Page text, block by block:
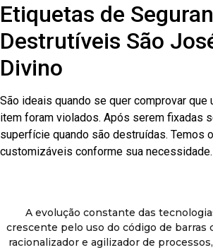
Etiquetas de
Destrutíveis São
Divino
São ideais quando se quer comprovar que
item foram violados. Após serem fixadas
superfície quando são destruídas. Temos
customizáveis conforme sua necessidade.
A evolução constante das
crescente pelo uso do código de
racionalizador e agilizador de